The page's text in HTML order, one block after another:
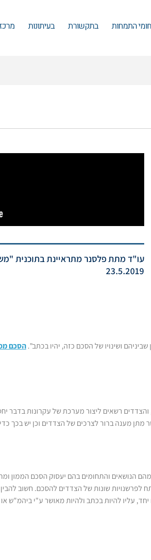
התמחות בתקשורת בעיתונות
עו"ד מתת פלסנר מתראיינת בתוכנית
23.5.2019
הסכם
רשאים ליצור מערכת של עקרונות בדבר
מענה ברור לצרכים של הצדדים וכן יש בכך כדי
הנושאים והתחומים בהם יעסוק הסכם הממון
לפרשנויות שונות של הצדדים להסכם. חשוב
עליו להיות בכתב ולהיות מאושר ע"י ביהמ"ש